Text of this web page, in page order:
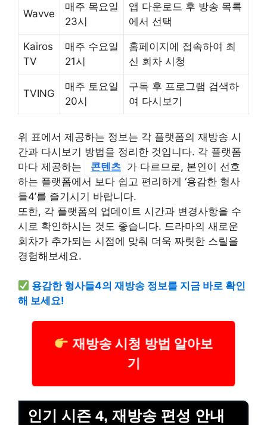
Wavve
매주 목요일
23시
앱 다운로드 후 방송 목록
에서 선택
Kairos
TV
매주 수요일
21시
홈페이지에 접속하여 최
신 회차 시청
TVING
매주 토요일
20시
구독 후 프로그램 검색하
여 다시보기
위 표에서 제공하는 정보는 각 플랫폼의 재방송 시
간과 다시보기 방법을 정리한 것입니다. 각 플랫폼
마다 제공하는
콘텐츠 가 다르므로, 본인이 선호
하는 플랫폼에서 보다 쉽고 편리하게 ‘용감한 형사
들4’를 즐기시기 바랍니다.
또한, 각 플랫폼의 업데이트 시간과 변경사항을 수
시로 확인하시는 것도 좋습니다. 드라마의 새로운
회차가 추가되는 시점에 맞춰 더욱 짜릿한 스릴을
경험해보세요.
용감한 형사들4의 재방송 정보를 지금 바로 확인
해 보세요!
재방송 시청 방법 알아보
기
인기 시즌 4, 재방송 편성 안내